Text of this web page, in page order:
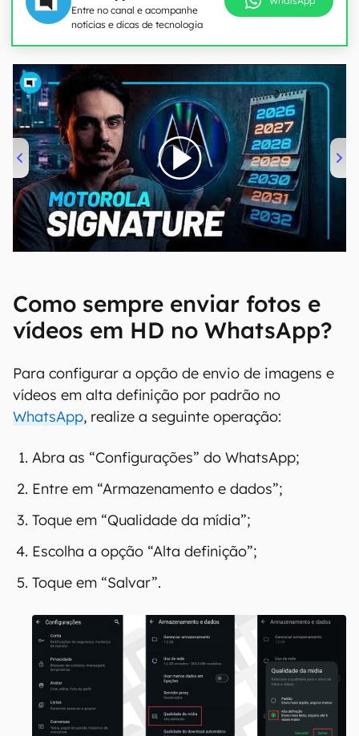
Entre no canal e acompanhe
notícias e dicas de tecnologia
00:00/20:46
Como sempre enviar fotos e
vídeos em HD no WhatsApp?
Para configurar a opção de envio de imagens e
vídeos em alta definição por padrão no
WhatsApp, realize a seguinte operação:
Abra as “Configurações” do WhatsApp;
Entre em “Armazenamento e dados”;
Toque em “Qualidade da mídia”;
Escolha a opção “Alta definição”;
Toque em “Salvar”.